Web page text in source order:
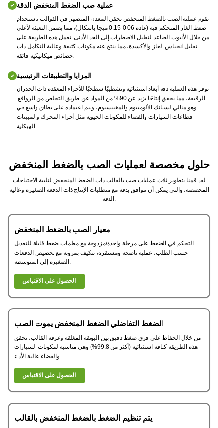
عملية صب الضغط المنخفض الدقة
تقوم عملية الصب بالضغط المنخفض بحقن المعدن المنصهر في القوالب باستخدام
ضغط الغاز المتحكم فيه (عادة 0.06-0.15 ميجا باسكال)، مما يضمن التعبئة لأعلى
من خلال الأنبوب الصاعد لتقليل الاضطراب إلى الحد الأدنى. تعمل هذه الطريقة على
تقليل انحباس الغاز والأكسدة، مما ينتج عنه مكونات كثيفة وعالية التكامل ذات
خصائص ميكانيكية فائقة.
المزايا والتطبيقات الرئيسية
توفر هذه العملية دقة أبعاد استثنائية وتشطيبًا سطحيًا للأجزاء المعقدة ذات الجدران
الرقيقة، مما يحقق إنتاجًا يزيد عن 90% من المواد عن طريق التخلص من الروافع.
وهو مثالي لسبائك الألومنيوم والمغنيسيوم، ويتم اعتماده على نطاق واسع في
قطاعات السيارات والفضاء للمكونات الحيوية مثل أجزاء المحرك والمبيتات
الهيكلية.
حلول مخصصة لعمليات الصب بالضغط المنخفض
لقد قمنا بتطوير ثلاث عمليات صب بالقالب ذات الضغط المنخفض لتلبية الاحتياجات
المخصصة، والتي يمكن أن تتوافق بدقة مع متطلبات الإنتاج ذات الدفعة الصغيرة وعالية
الدقة.
معيار الصب بالضغط المنخفض
التحكم في الضغط على مرحلة واحدة/مزدوجة مع معلمات ضغط قابلة للتعديل
حسب الطلب، عملية ناضجة ومستقرة، تتكيف بمرونة مع تخصيص الدفعات
الصغيرة إلى المتوسطة.
الحصول على الاقتباس
الضغط التفاضلي الضغط المنخفض يموت الصب
من خلال الحفاظ على فرق ضغط دقيق بين البوتقة المغلقة وغرفة القالب، تحقق
هذه الطريقة كثافة استثنائية (أكثر من 99.8%) وهي مناسبة لمكونات السيارات
الحصول على الاقتباس
يتم تنظيم الضغط بالضغط المنخفض بالقالب